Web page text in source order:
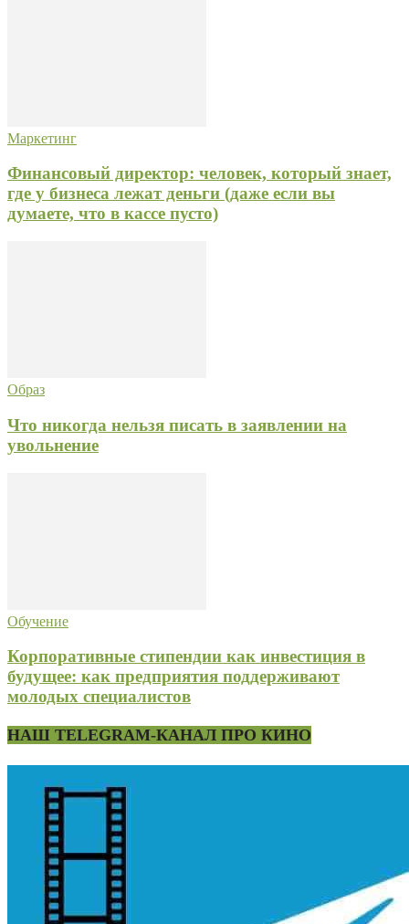
Маркетинг
Финансовый директор: человек, который знает,
где у бизнеса лежат деньги (даже если вы
думаете, что в кассе пусто)
Образ
Что никогда нельзя писать в заявлении на
увольнение
Обучение
Корпоративные стипендии как инвестиция в
будущее: как предприятия поддерживают
молодых специалистов
НАШ TELEGRAM-КАНАЛ ПРО КИНО